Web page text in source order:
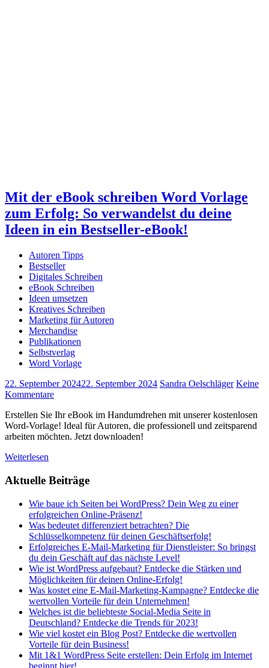
Mit der eBook schreiben Word Vorlage
zum Erfolg: So verwandelst du deine
Ideen in ein Bestseller-eBook!
Autoren Tipps
Bestseller
Digitales Schreiben
eBook Schreiben
Ideen umsetzen
Kreatives Schreiben
Marketing für Autoren
Merchandise
Publikationen
Selbstverlag
Word Vorlage
22. September 202422. September 2024 Sandra Oelschläger Keine
Kommentare
Erstellen Sie Ihr eBook im Handumdrehen mit unserer kostenlosen
Word-Vorlage! Ideal für Autoren, die professionell und zeitsparend
arbeiten möchten. Jetzt downloaden!
Weiterlesen
Aktuelle Beiträge
Wie baue ich Seiten bei WordPress? Dein Weg zu einer
erfolgreichen Online-Präsenz!
Was bedeutet differenziert betrachten? Die
Schlüsselkompetenz für deinen Geschäftserfolg!
Erfolgreiches E-Mail-Marketing für Dienstleister: So bringst
du dein Geschäft auf das nächste Level!
Wie ist WordPress aufgebaut? Entdecke die Stärken und
Möglichkeiten für deinen Online-Erfolg!
Was kostet eine E-Mail-Marketing-Kampagne? Entdecke die
wertvollen Vorteile für dein Unternehmen!
Welches ist die beliebteste Social-Media Seite in
Deutschland? Entdecke die Trends für 2023!
Wie viel kostet ein Blog Post? Entdecke die wertvollen
Vorteile für dein Business!
Mit 1&1 WordPress Seite erstellen: Dein Erfolg im Internet
beginnt hier!